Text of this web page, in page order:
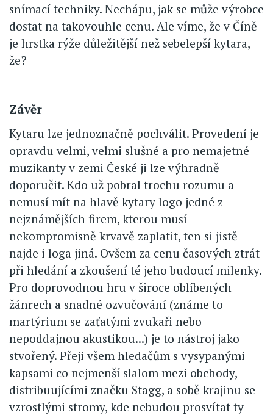
snímací techniky. Nechápu, jak se může výrobce
dostat na takovouhle cenu. Ale víme, že v Číně
je hrstka rýže důležitější než sebelepší kytara,
že?
Závěr
Kytaru lze jednoznačně pochválit. Provedení je
opravdu velmi, velmi slušné a pro nemajetné
muzikanty v zemi České ji lze výhradně
doporučit. Kdo už pobral trochu rozumu a
nemusí mít na hlavě kytary logo jedné z
nejznámějších firem, kterou musí
nekompromisně krvavě zaplatit, ten si jistě
najde i loga jiná. Ovšem za cenu časových ztrát
při hledání a zkoušení té jeho budoucí milenky.
Pro doprovodnou hru v široce oblíbených
žánrech a snadné ozvučování (známe to
martýrium se zaťatými zvukaři nebo
nepoddajnou akustikou...) je to nástroj jako
stvořený. Přeji všem hledačům s vysypanými
kapsami co nejmenší slalom mezi obchody,
distribuujícími značku Stagg, a sobě krajinu se
vzrostlými stromy, kde nebudou prosvítat ty